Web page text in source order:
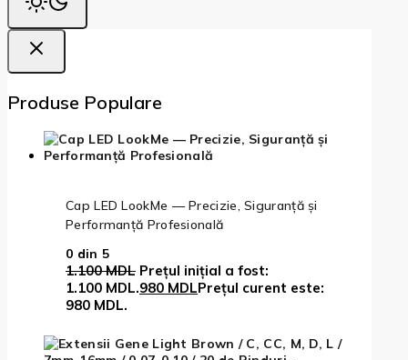
Produse Populare
Cap LED LookMe — Precizie, Siguranță și
Performanță Profesională
0 din 5
1.100MDL Prețul inițial a fost:
1.100 MDL.980 MDLPrețul curent este:
980 MDL.